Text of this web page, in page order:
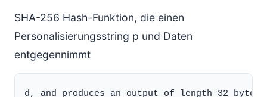
SHA-256 Hash-Funktion, die einen
Personalisierungsstring p und Daten
entgegennimmt
d, and produces an output of length 32